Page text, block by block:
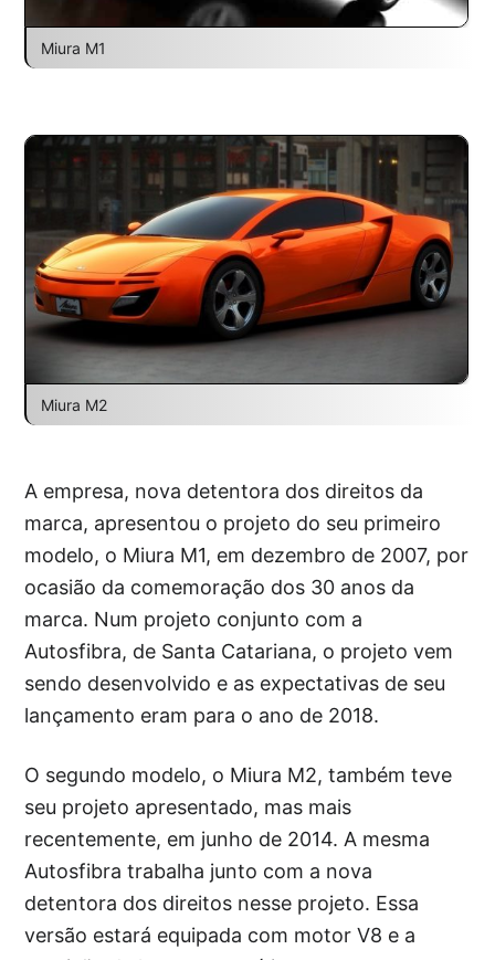
Miura M1
Miura M2
A empresa, nova detentora dos direitos da
marca, apresentou o projeto do seu primeiro
modelo, o Miura M1, em dezembro de 2007, por
ocasião da comemoração dos 30 anos da
marca. Num projeto conjunto com a
Autosfibra, de Santa Catariana, o projeto vem
sendo desenvolvido e as expectativas de seu
lançamento eram para o ano de 2018.
O segundo modelo, o Miura M2, também teve
seu projeto apresentado, mas mais
recentemente, em junho de 2014. A mesma
Autosfibra trabalha junto com a nova
detentora dos direitos nesse projeto. Essa
versão estará equipada com motor V8 e a